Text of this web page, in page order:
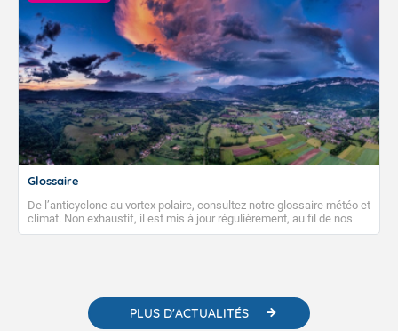
Glossaire
De l’anticyclone au vortex polaire, consultez notre glossaire météo et
climat. Non exhaustif, il est mis à jour régulièrement, au fil de nos
publications. Vous y trouverez également des liens utiles vers nos
PLUS D'ACTUALITÉS